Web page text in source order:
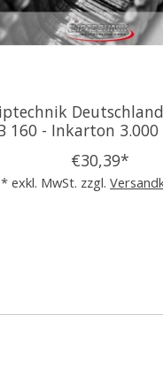
160 - Inkarton 3.000
€30,39*
* exkl. MwSt. zzgl.